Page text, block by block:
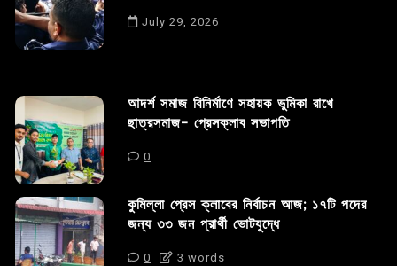
July 29, 2026
আদর্শ সমাজ বিনির্মাণে সহায়ক ভুমিকা রাখে
ছাত্রসমাজ- প্রেসক্লাব সভাপতি
0
কুমিল্লা প্রেস ক্লাবের নির্বাচন আজ; ১৭টি পদের
জন্য ৩৩ জন প্রার্থী ভোটযুদ্ধে
0 3 words